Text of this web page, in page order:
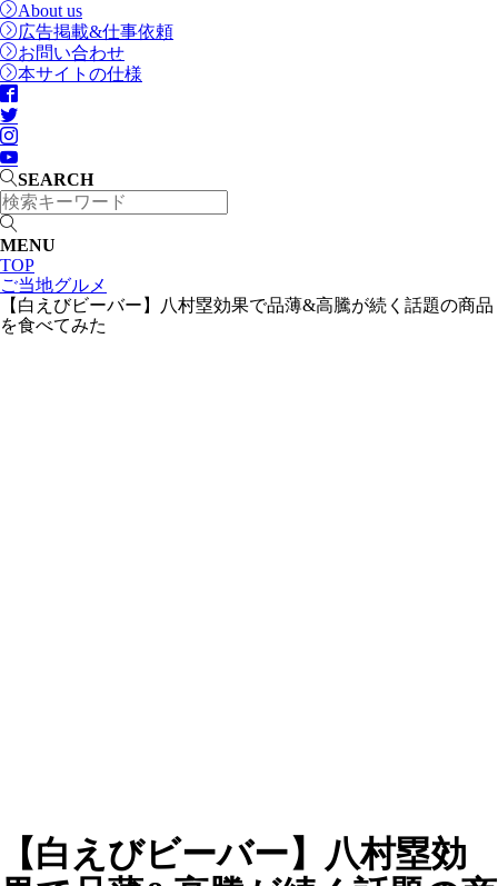
About us
広告掲載&仕事依頼
お問い合わせ
本サイトの仕様
SEARCH
MENU
TOP
ご当地グルメ
【白えびビーバー】八村塁効果で品薄&高騰が続く話題の商品
を食べてみた
【白えびビーバー】八村塁効